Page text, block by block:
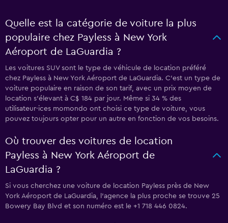
Quelle est la catégorie de voiture la plus
populaire chez Payless à New York
Aéroport de LaGuardia ?
Les voitures SUV sont le type de véhicule de location préféré
chez Payless à New York Aéroport de LaGuardia. C'est un type de
voiture populaire en raison de son tarif, avec un prix moyen de
location s'élevant à C$ 184 par jour. Même si 34 % des
utilisateur·ices momondo ont choisi ce type de voiture, vous
pouvez toujours opter pour un autre en fonction de vos besoins.
Où trouver des voitures de location
Payless à New York Aéroport de
LaGuardia ?
Si vous cherchez une voiture de location Payless près de New
York Aéroport de LaGuardia, l’agence la plus proche se trouve 25
Bowery Bay Blvd et son numéro est le +1 718 446 0824.